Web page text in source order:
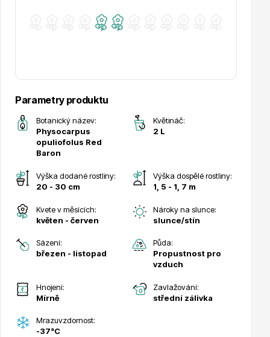
Drobná ovoce
Substráty, hnojiva, kůra
Trvalky
Parametry produktu
Botanický název:
Physocarpus
opuliofolus Red
Baron
Květináč:
2 L
Výška dodané rostliny:
20 - 30 cm
Výška dospělé rostliny:
1, 5 - 1, 7 m
Kvete v měsících:
květen - červen
Nároky na slunce:
slunce/stín
Sázení:
březen - listopad
Půda:
Propustnost pro
vzduch
Hnojení:
Mírně
Zavlažování:
střední zálivka
Mrazuvzdornost:
-37°C